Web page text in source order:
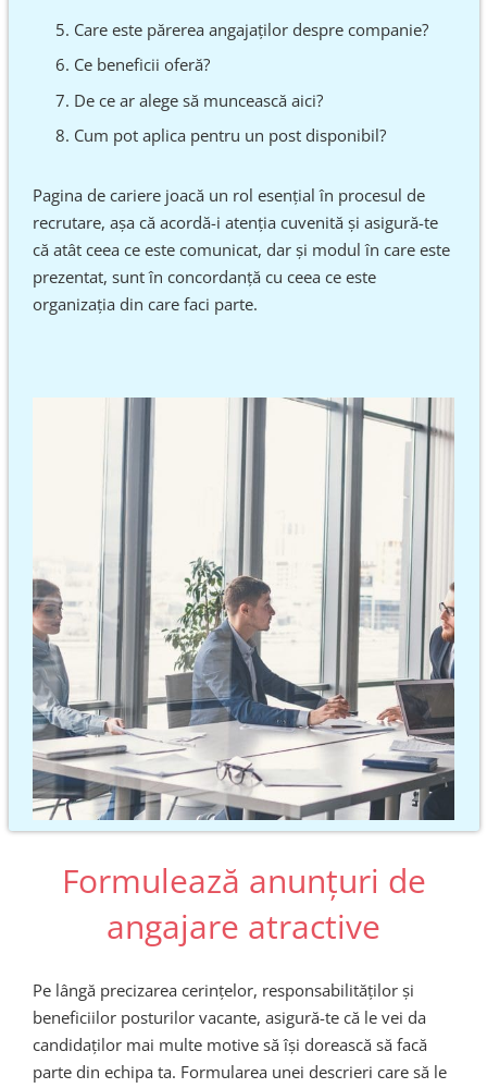
Care este părerea angajaților despre companie?
Ce beneficii oferă?
De ce ar alege să muncească aici?
Cum pot aplica pentru un post disponibil?
Pagina de cariere joacă un rol esențial în procesul de
recrutare, așa că acordă-i atenția cuvenită și asigură-te
că atât ceea ce este comunicat, dar și modul în care este
prezentat, sunt în concordanță cu ceea ce este
organizația din care faci parte.
Formulează anunțuri de
angajare atractive
Pe lângă precizarea cerințelor, responsabilităților și
beneficiilor posturilor vacante, asigură-te că le vei da
candidaților mai multe motive să își dorească să facă
parte din echipa ta. Formularea unei descrieri care să le